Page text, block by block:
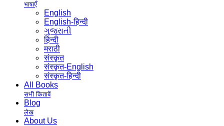
भाषाएँ
English
English-हिन्दी
ગુજરાતી
हिन्दी
मराठी
संस्कृत
संस्कृत-English
संस्कृत-हिन्दी
All Books
सभी किताबें
Blog
लेख
About Us